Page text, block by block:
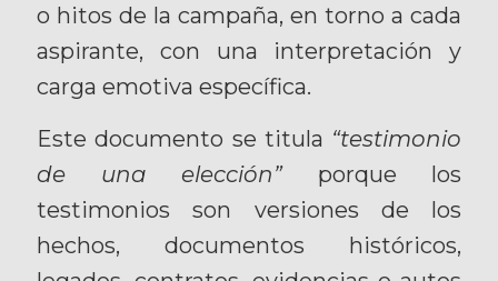
o hitos de la campaña, en torno a cada
aspirante, con una interpretación y
carga emotiva específica.
Este documento se titula “testimonio
de una elección” porque los
testimonios son versiones de los
hechos, documentos históricos,